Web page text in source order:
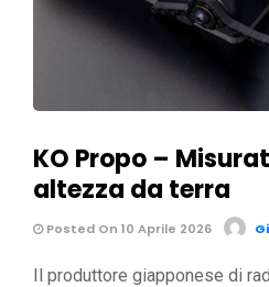
KO Propo –
altezza da terra
Posted On 10 Aprile 2026
Il produttore giapponese di